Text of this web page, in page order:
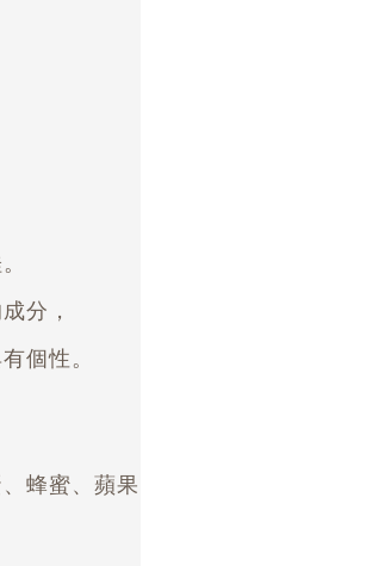
分，
個性。
蜂蜜、蘋果